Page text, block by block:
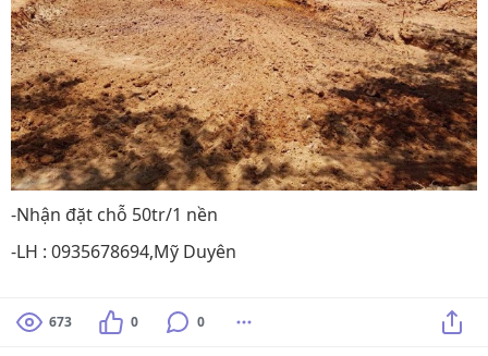
-Nhận đặt chỗ 50tr/1 nền
-LH : 0935678694,Mỹ Duyên
673 0 0